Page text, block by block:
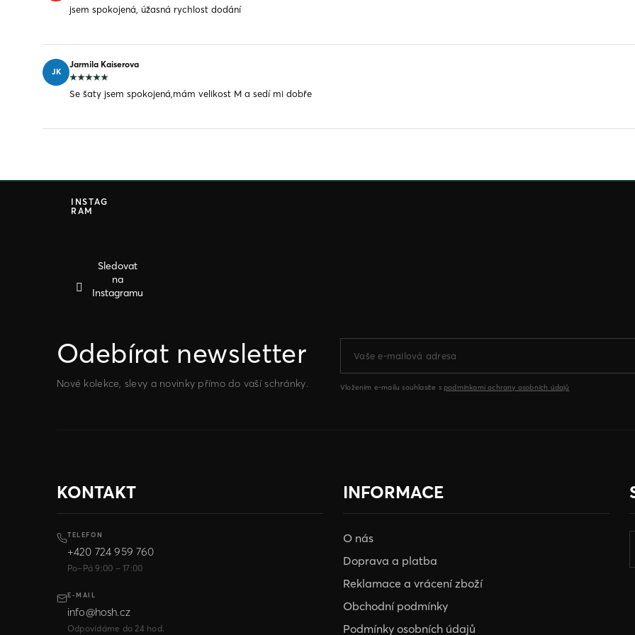
jsem spokojená, úžasná rychlost dodání
JK
Jarmila Kaiserova
Se šaty jsem spokojená,mám velikost M a sedí mi dobře
INSTAG
RAM
Sledovat
na
Instagramu
Odebírat newsletter
Nové kolekce, slevy a novinky přímo do vaší schránky. Vložením e-mailu souhlasíte s podmínkami ochrany osobních údajů
KONTAKT
TELEFON
+420 724 959 760
Po–Pá 9:00 – 17:00
E-MAIL
info@hosh.cz
Odpovídáme do 24 hod.
INFORMACE
O nás
Doprava a platba
Reklamace a vrácení zboží
Obchodní podmínky
Podmínky osobních údajů